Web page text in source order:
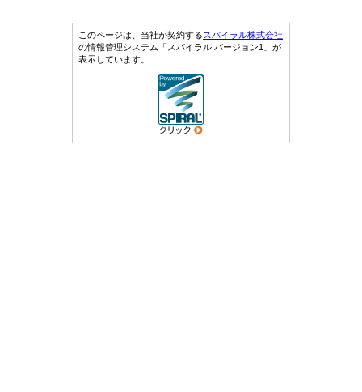
このページは、当社が契約するスパイラル株式会社
の情報管理システム「スパイラル バージョン1」が
表示しています。